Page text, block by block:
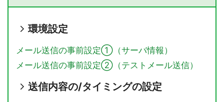
環境設定
メール送信の事前設定①（サーバ情報）
メール送信の事前設定②（テストメール送信）
送信内容の/タイミングの設定